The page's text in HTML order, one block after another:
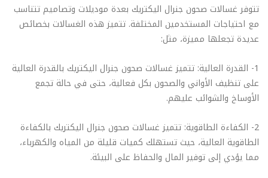
تتوفر غسالات صحون جنرال اليكتريك بعدة موديلات وتصاميم تتناسب
مع احتياجات المستخدمين المختلفة. تتميز هذه الغسالات بخصائص
عديدة تجعلها مميزة، مثل:
1- القدرة العالية: تتميز غسالات صحون جنرال اليكتريك بالقدرة العالية
على تنظيف الأواني والصحون بكل فعالية، حتى في حالة تجمع
الأوساخ والشوائب عليهم.
2- الكفاءة الطاقوية: تتميز غسالات صحون جنرال اليكتريك بالكفاءة
الطاقوية العالية، حيث تستهلك كميات قليلة من المياه والكهرباء،
مما يؤدي إلى توفير المال والحفاظ على البيئة.